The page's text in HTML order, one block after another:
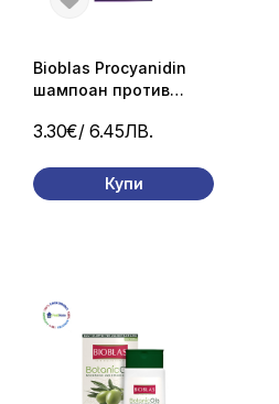
3.30€/ 6.45ЛВ.
Bioblas Procyanidin
шампоан против
омазняване на
Купи